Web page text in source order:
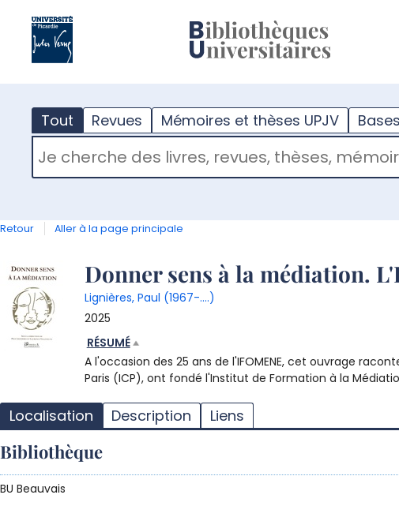
Tout Revues Mémoires et thèses UPJV
RECHERCHER DANS "TOUT"
Retour Aller à la page principale
Détail
document
Donner sens à la médiation.
Lignières, Paul (1967-....)
2025
RÉSUMÉ
A l'occasion des 25 ans de l'IFOMENE, cet ouvrage
Paris (ICP), ont fondé l'Institut de Formation à la
Localisation Description Liens
Bibliothèque
BU Beauvais